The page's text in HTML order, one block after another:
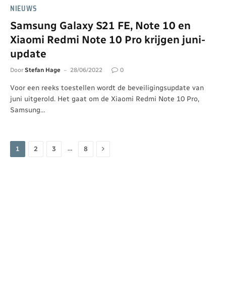
NIEUWS
Samsung Galaxy S21 FE, Note 10 en
Xiaomi Redmi Note 10 Pro krijgen juni-
update
Door Stefan Hage 28/06/2022 0
Voor een reeks toestellen wordt de beveiligingsupdate van
juni uitgerold. Het gaat om de Xiaomi Redmi Note 10 Pro,
Samsung…
1 2 3 … 8 Volgende